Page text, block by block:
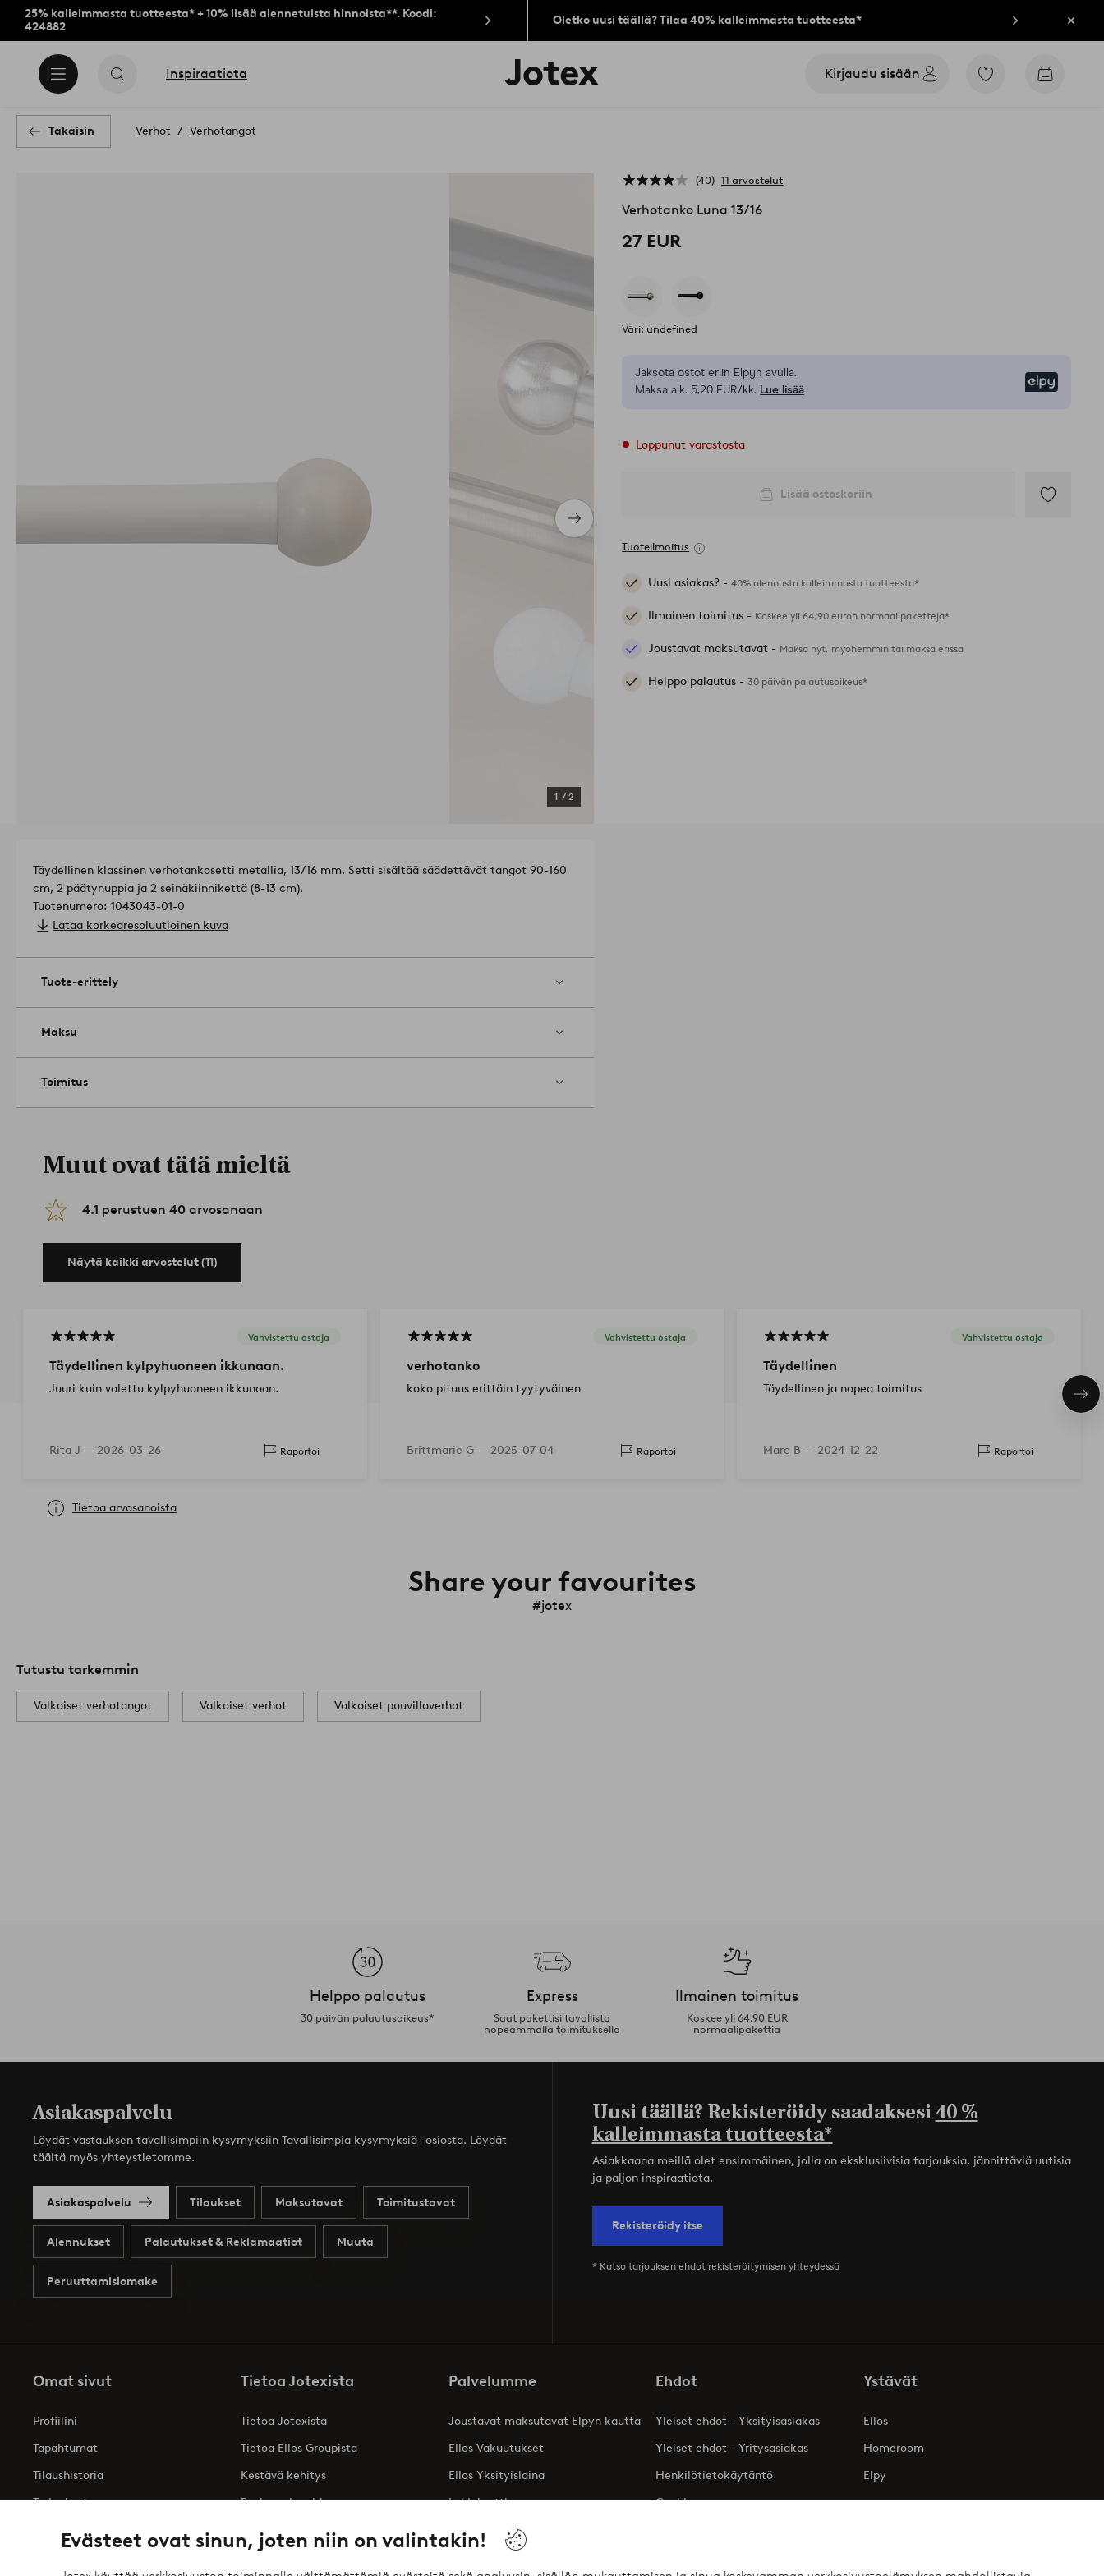
Evästeet ovat sinun, joten niin on valintakin!
25% kalleimmasta tuotteesta* + 10% lisää alennetuista hinnoista**. Koodi:
424882
Oletko uusi täällä? Tilaa 40% kalleimmasta tuotteesta* Sulje
Inspiraatiota
Jotex-
logo
Kirjaudu sisään
Siirry
Siirry
Takaisin Verhot Verhotangot
Seuraava
tuote
1 / 2
40 11 arvostelut
Verhotanko Luna 13/16
27 EUR
Väri: undefined
Jaksota ostot eriin Elpyn avulla.
Maksa alk. 5,20 EUR/kk. Lue lisää
Loppunut varastosta
Lisää ostoskoriin
Tuoteilmoitus
Uusi asiakas? -40% alennusta kalleimmasta tuotteesta*
Ilmainen toimitus - Koskee yli 64,90 euron normaalipaketteja*
Joustavat maksutavat - Maksa nyt, myöhemmin tai maksa erissä
Helppo palautus -30 päivän palautusoikeus*
Täydellinen klassinen verhotankosetti metallia, 13/16 mm. Setti sisältää säädettävät tangot 90-160
cm, 2 päätynuppia ja 2 seinäkiinnikettä (8-13 cm).
Tuotenumero: 1043043-01-0
Lataa korkearesoluutioinen kuva
Tuote-erittely
Maksu
Toimitus
Muut ovat tätä mieltä
4.1 perustuen 40 arvosanaan
Näytä kaikki arvostelut (11)
Vahvistettu ostaja
Täydellinen kylpyhuoneen ikkunaan.
Juuri kuin valettu kylpyhuoneen ikkunaan.
Rita J — 2026-03-26 Raportoi
Vahvistettu ostaja
verhotanko
koko pituus erittäin tyytyväinen
Brittmarie G — 2025-07-04 Raportoi
Vahvistettu ostaja
Täydellinen
Täydellinen ja nopea toimitus
Marc B — 2024-12-22 Raportoi
Tietoa arvosanoista
Share your favourites
#jotex
Tutustu tarkemmin
Valkoiset verhotangot Valkoiset verhot Valkoiset puuvillaverhot
Helppo palautus
30 päivän palautusoikeus*
Express
Saat pakettisi tavallista
nopeammalla toimituksella
Ilmainen toimitus
Koskee yli 64,90 EUR
normaalipakettia
Asiakaspalvelu
Löydät vastauksen tavallisimpiin kysymyksiin Tavallisimpia kysymyksiä -osiosta. Löydät
täältä myös yhteystietomme.
Asiakaspalvelu Tilaukset Maksutavat Toimitustavat
Alennukset Palautukset & Reklamaatiot Muuta
Peruuttamislomake
Uusi täällä? Rekisteröidy saadaksesi40 %
kalleimmasta tuotteesta*
Asiakkaana meillä olet ensimmäinen, jolla on eksklusiivisia tarjouksia, jännittäviä uutisia
ja paljon inspiraatiota.
Rekisteröidy itse
* Katso tarjouksen ehdot rekisteröitymisen yhteydessä
Omat sivut
Profiilini
Tapahtumat
Tilaushistoria
Tarjoukset
Tietoa Jotexista
Tietoa Jotexista
Tietoa Ellos Groupista
Kestävä kehitys
Business inquiries
Saavutettavuusseloste
Palvelumme
Joustavat maksutavat Elpyn kautta
Ellos Vakuutukset
Ellos Yksityislaina
Lahjakortti
Ehdot
Yleiset ehdot - Yksityisasiakas
Yleiset ehdot - Yritysasiakas
Henkilötietokäytäntö
Cookies
Ystävät
Ellos
Homeroom
Elpy